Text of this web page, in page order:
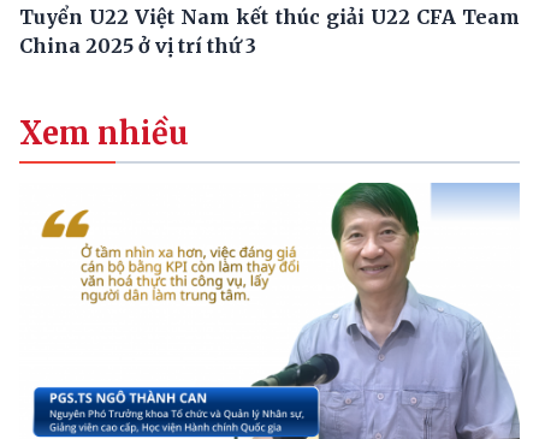
Tuyển U22 Việt Nam kết thúc giải U22 CFA Team
China 2025 ở vị trí thứ 3
Xem nhiều